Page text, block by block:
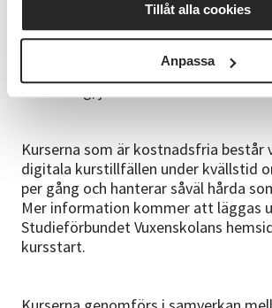
Tillåt alla cookies
Anpassa
Följande kursprogram arrangeras:
Få stöd i ditt ägarskifte – redan
Ledarskap, maktpositioner och
Arbetsfördelning och drift – 2024
Försäkring, juridik och ekonomi - 2024
Kurserna som är kostnadsfria består
digitala kurstillfällen under kvällstid
per gång och hanterar såväl hårda
Mer information kommer att läggas
Studieförbundet Vuxenskolans
kursstart.